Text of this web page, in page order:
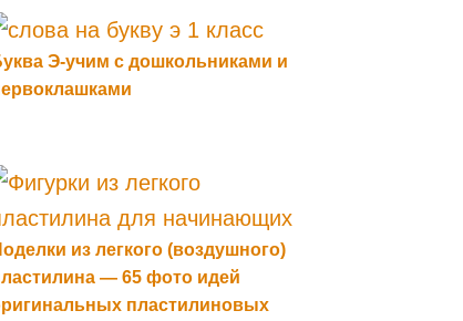
Э-учим с дошкольниками и
из легкого (воздушного)
— 65 фото идей
пластилиновых